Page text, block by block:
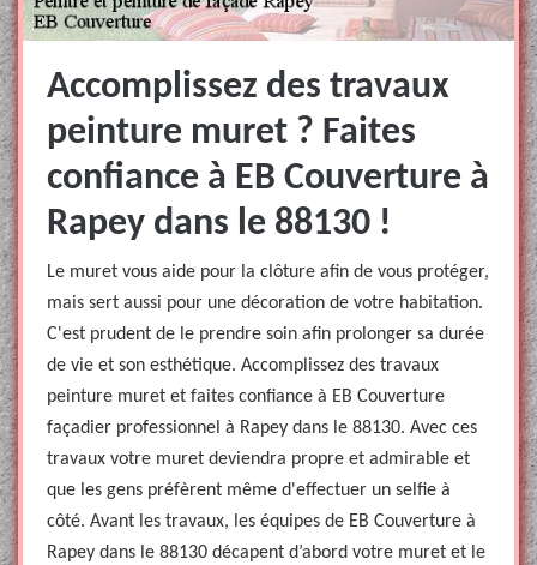
Accomplissez des travaux
peinture muret ? Faites
confiance à EB Couverture à
Rapey dans le 88130 !
Le muret vous aide pour la clôture afin de vous protéger,
mais sert aussi pour une décoration de votre habitation.
C'est prudent de le prendre soin afin prolonger sa durée
de vie et son esthétique. Accomplissez des travaux
peinture muret et faites confiance à EB Couverture
façadier professionnel à Rapey dans le 88130. Avec ces
travaux votre muret deviendra propre et admirable et
que les gens préfèrent même d'effectuer un selfie à
côté. Avant les travaux, les équipes de EB Couverture à
Rapey dans le 88130 décapent d’abord votre muret et le